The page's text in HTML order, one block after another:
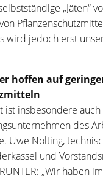
„Jäten“
wird jedoch erst
hoffen auf
ist insbesondere
des
Uwe Nolting,
und
„Wir haben